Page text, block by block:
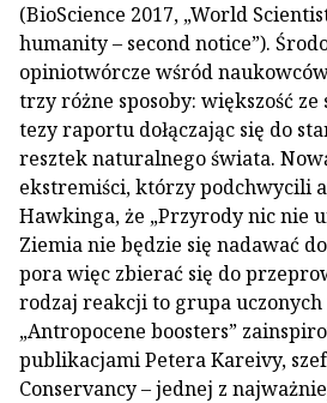
(BioScience 2017, „World
humanity – second notice”).
opiniotwórcze wśród
trzy różne sposoby: większość
tezy raportu dołączając się do
resztek naturalnego świata.
ekstremiści, którzy podchwycili
Hawkinga, że „Przyrody nic nie
Ziemia nie będzie się nadawać
pora więc zbierać się do
rodzaj reakcji to grupa
„Antropocene boosters”
publikacjami Petera Kareivy,
Conservancy – jednej z